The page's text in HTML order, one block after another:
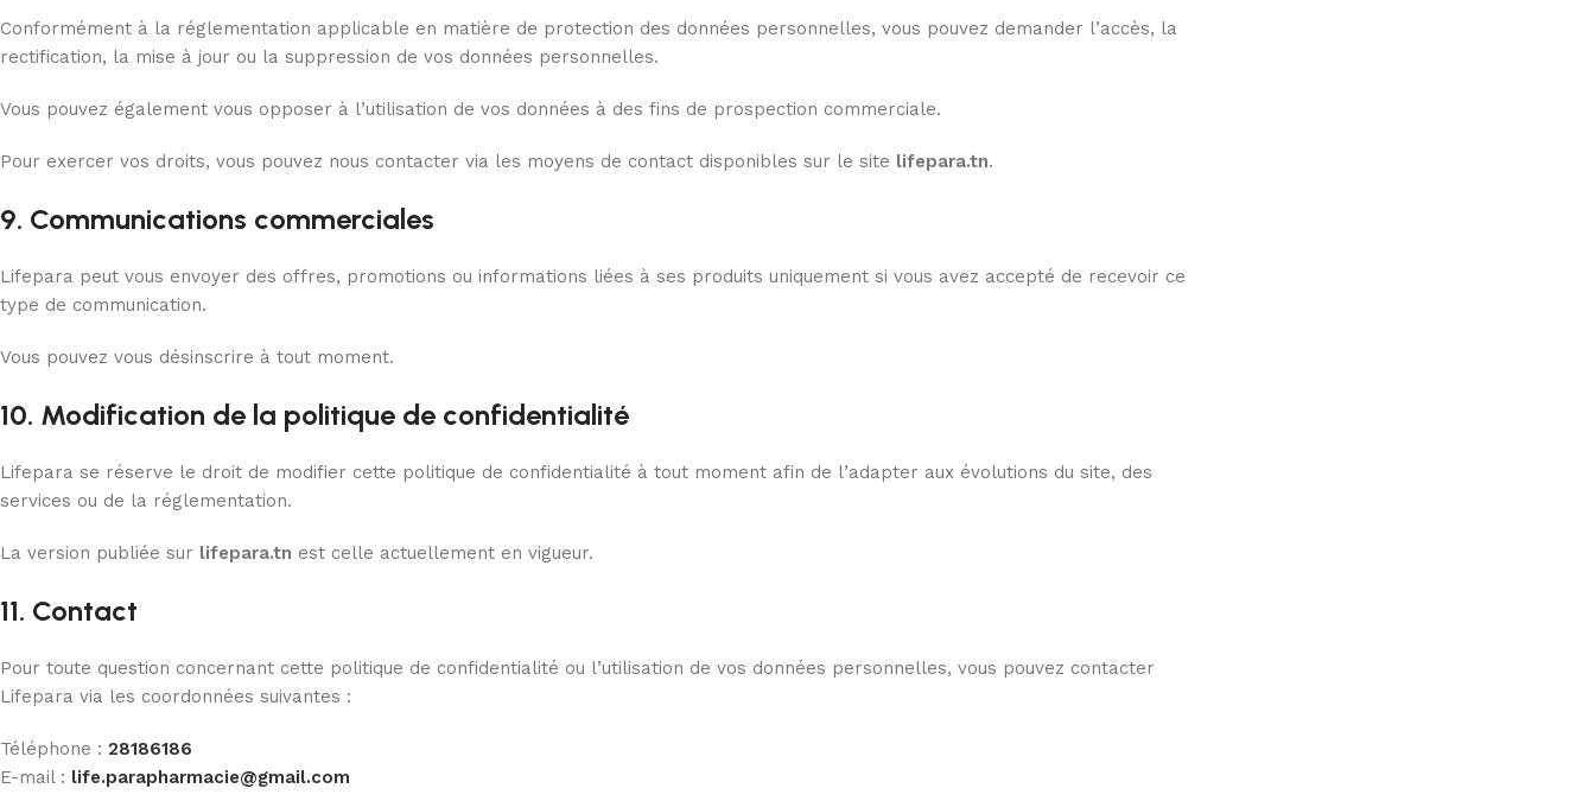
Conformément à la réglementation applicable en matière de protection des données personnelles, vous pouvez demander l’accès, la
rectification, la mise à jour ou la suppression de vos données personnelles.
Vous pouvez également vous opposer à l’utilisation de vos données à des fins de prospection commerciale.
Pour exercer vos droits, vous pouvez nous contacter via les moyens de contact disponibles sur le site lifepara.tn.
9. Communications commerciales
Lifepara peut vous envoyer des offres, promotions ou informations liées à ses produits uniquement si vous avez accepté de recevoir ce
type de communication.
Vous pouvez vous désinscrire à tout moment.
10. Modification de la politique de confidentialité
Lifepara se réserve le droit de modifier cette politique de confidentialité à tout moment afin de l’adapter aux évolutions du site, des
services ou de la réglementation.
La version publiée sur lifepara.tn est celle actuellement en vigueur.
11. Contact
Pour toute question concernant cette politique de confidentialité ou l’utilisation de vos données personnelles, vous pouvez contacter
Lifepara via les coordonnées suivantes :
Téléphone : 28186186
E-mail : life.parapharmacie@gmail.com